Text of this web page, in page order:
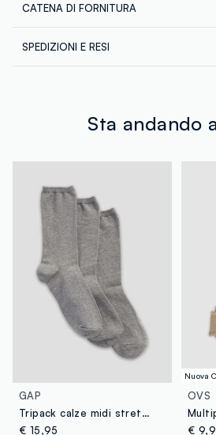
Composizione:
CATENA DI FORNITURA
GPS STRATEGIC ALLIANCES LLC
SPEDIZIONI E RESI
tuoi prodotti in negozio, il servizio
Sta andando
GAP
Tripack calze midi stretch
€ 15,95
Nuova
OVS
€